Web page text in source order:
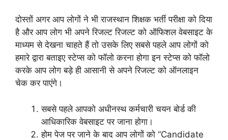
दोस्तों अगर आप लोगों ने भी राजस्थान शिक्षक भर्ती परीक्षा को दिया
है और आप लोग भी अपने रिजल्ट रिजल्ट को ऑफिशल वेबसाइट के
माध्यम से देखना चाहते हैं तो उसके लिए सबसे पहले आप लोगों को
हमारे द्वारा बताइए स्टेप्स को फॉलो करना होगा इन स्टेप्स को फॉलो
करके आप लोग बड़े ही आसानी से अपने रिजल्ट को ऑनलाइन
चेक कर पाएंगे।
सबसे पहले आपको अधीनस्थ कर्मचारी चयन बोर्ड की
आधिकारिक वेबसाइट पर जाना होगा।
होम पेज पर जाने के बाद आप लोगों को “Candidate